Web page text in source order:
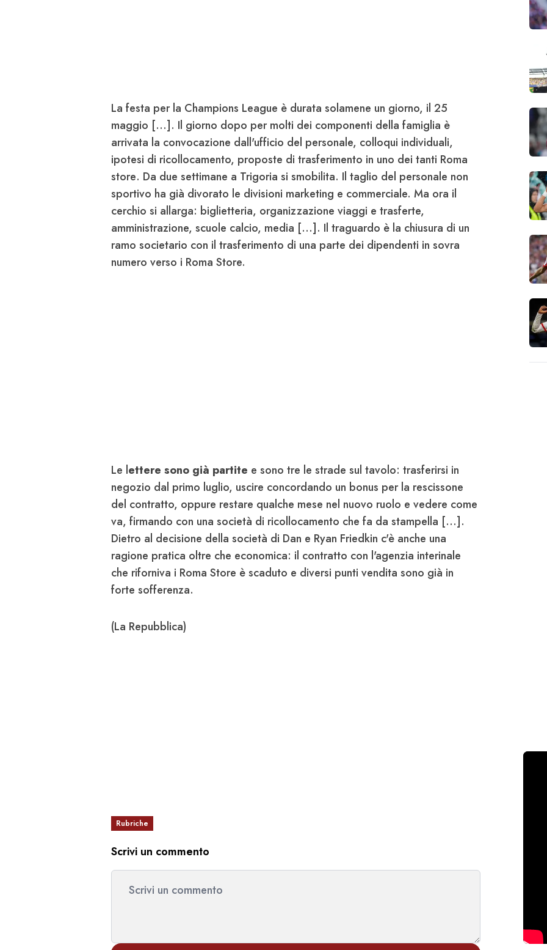
La festa per la Champions League è durata solamene un giorno, il 25
maggio [...]. Il giorno dopo per molti dei componenti della famiglia è
arrivata la convocazione dall'ufficio del personale, colloqui individuali,
ipotesi di ricollocamento, proposte di trasferimento in uno dei tanti Roma
store. Da due settimane a Trigoria si smobilita. Il taglio del personale non
sportivo ha già divorato le divisioni marketing e commerciale. Ma ora il
cerchio si allarga: biglietteria, organizzazione viaggi e trasferte,
amministrazione, scuole calcio, media [...]. Il traguardo è la chiusura di un
ramo societario con il trasferimento di una parte dei dipendenti in sovra
numero verso i Roma Store.
Le lettere sono già partite e sono tre le strade sul tavolo: trasferirsi in
negozio dal primo luglio, uscire concordando un bonus per la rescissone
del contratto, oppure restare qualche mese nel nuovo ruolo e vedere come
va, firmando con una società di ricollocamento che fa da stampella [...].
Dietro al decisione della società di Dan e Ryan Friedkin c'è anche una
ragione pratica oltre che economica: il contratto con l'agenzia interinale
che riforniva i Roma Store è scaduto e diversi punti vendita sono già in
forte sofferenza.
(La Repubblica)
Rubriche
Scrivi un commento